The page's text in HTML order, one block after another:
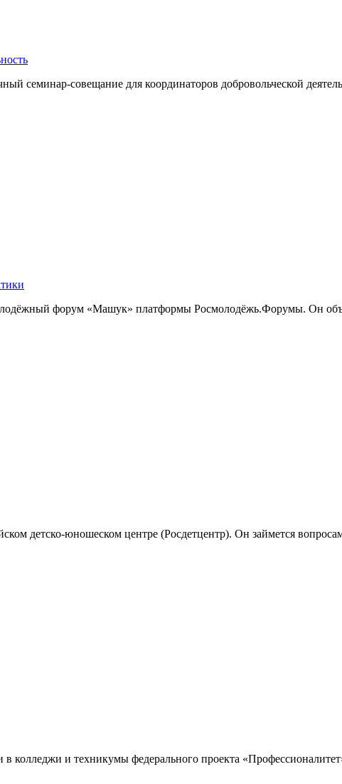
семинар-совещание для координаторов добровольческой
форум «Машук» платформы Росмолодёжь.Форумы. Он
детско-юношеском центре (Росдетцентр). Он займется
колледжи и техникумы федерального проекта